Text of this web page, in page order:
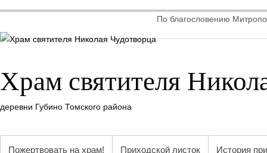
По благословению
Храм святителя
деревни Губино Томского района
Пожертвовать на храм! Приходской листок История